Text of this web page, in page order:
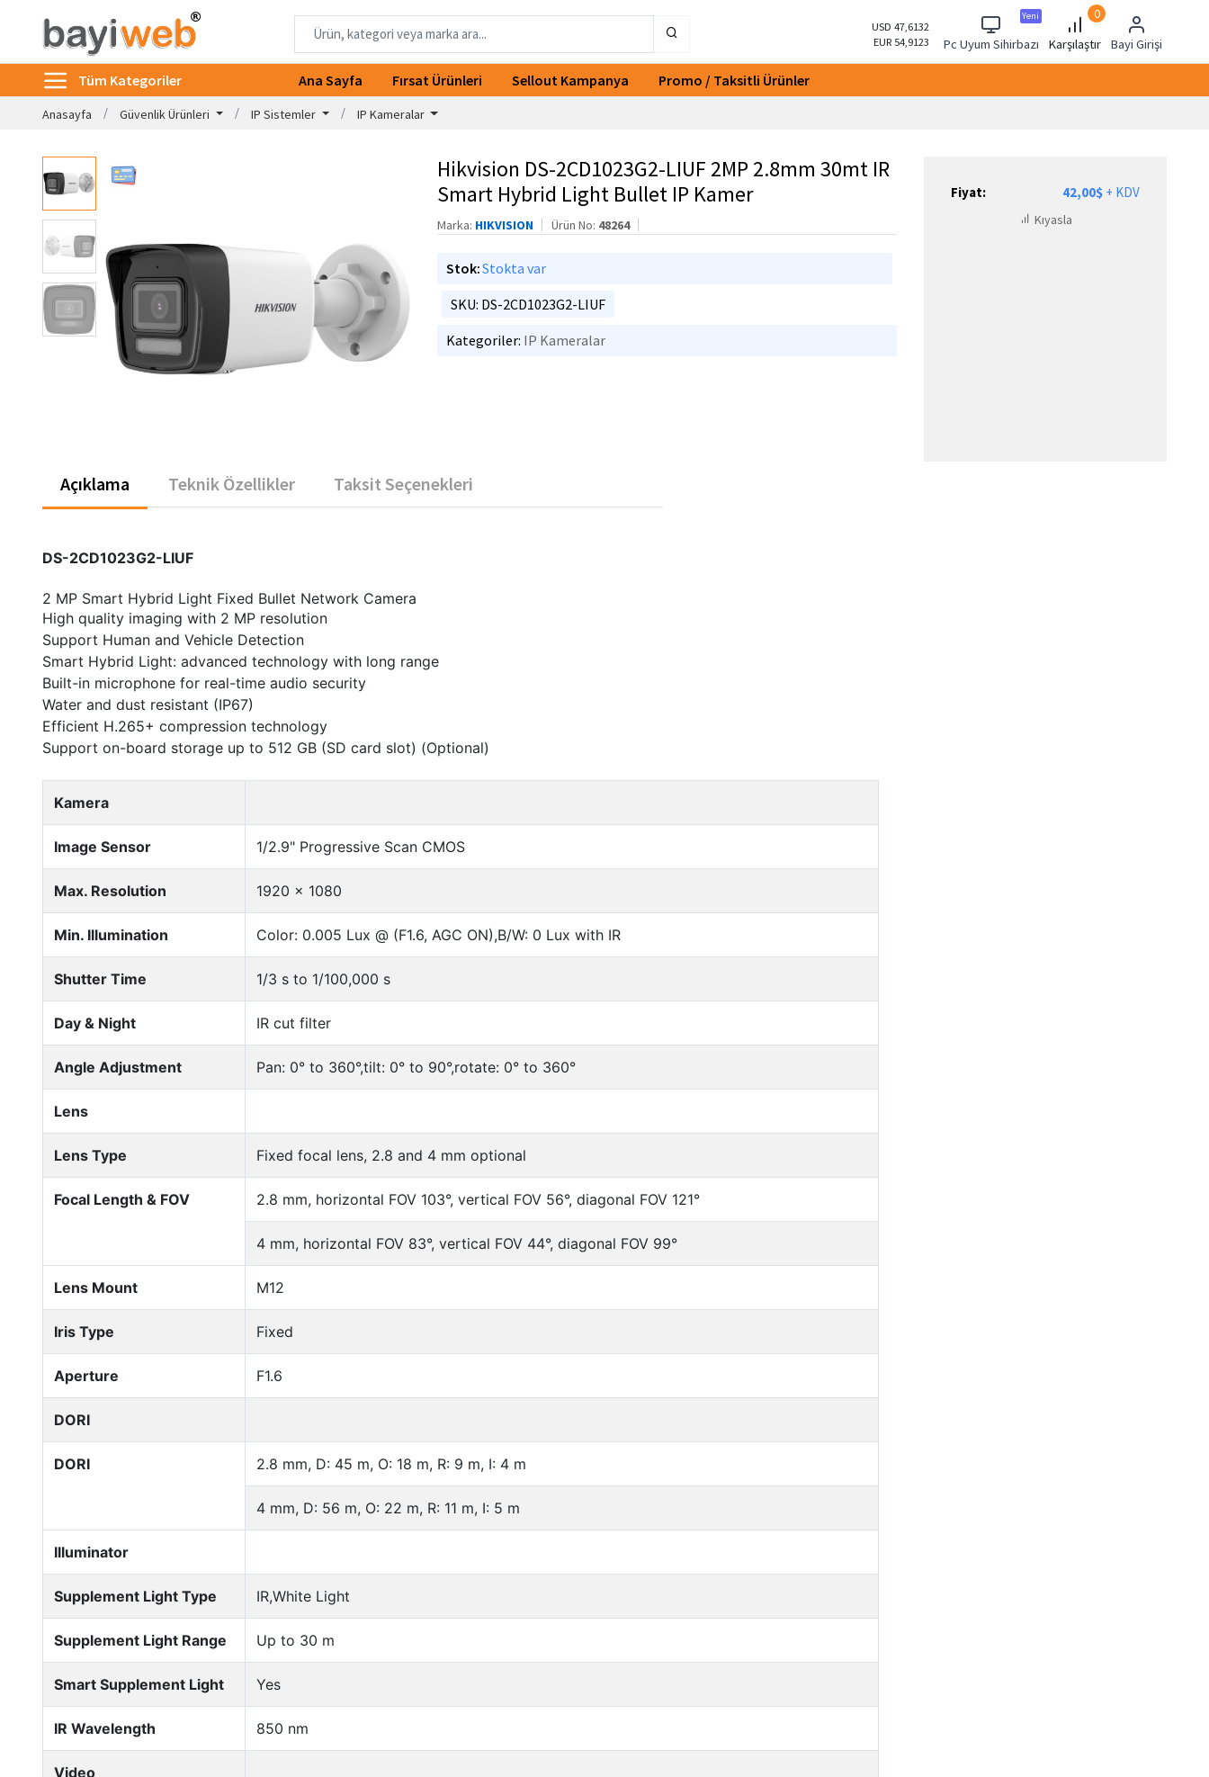
USD 47,6132
EUR 54,9123
Pc Uyum Sihirbazı
Yeni
Karşılaştır
0
Bayi Girişi
Tüm Kategoriler Ana Sayfa Fırsat Ürünleri Sellout Kampanya Promo / Taksitli Ürünler
Anasayfa Güvenlik Ürünleri IP Sistemler IP Kameralar
Hikvision DS-2CD1023G2-LIUF 2MP 2.8mm 30mt IR
Smart Hybrid Light Bullet IP Kamer
Marka: HIKVISION Ürün No: 48264
Stok:Stokta var
SKU: DS-2CD1023G2-LIUF
Kategoriler: IP Kameralar
Fiyat: 42,00$ + KDV
Kıyasla
Açıklama Teknik Özellikler Taksit Seçenekleri